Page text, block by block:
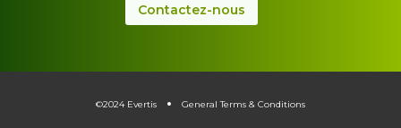
Contactez-nous
©2024 Evertis . General Terms & Conditions